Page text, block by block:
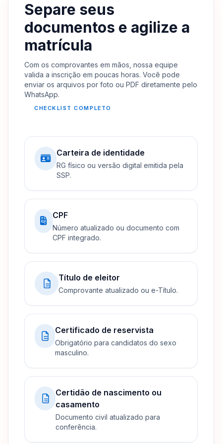
Separe seus
documentos e agilize a
matrícula
Com os comprovantes em mãos, nossa equipe
valida a inscrição em poucas horas. Você pode
enviar os arquivos por foto ou PDF diretamente pelo
WhatsApp.
CHECKLIST COMPLETO
Carteira de identidade
RG físico ou versão digital emitida pela
SSP.
CPF
Número atualizado ou documento com
CPF integrado.
Título de eleitor
Comprovante atualizado ou e-Título.
Certificado de reservista
Obrigatório para candidatos do sexo
masculino.
Certidão de nascimento ou
casamento
Documento civil atualizado para
conferência.